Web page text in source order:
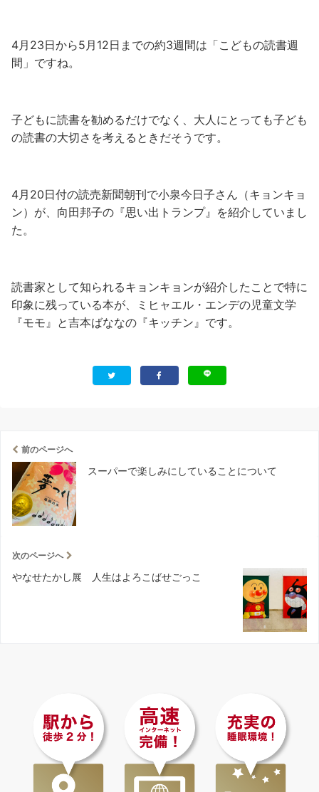
4月23日から5月12日までの約3週間は「こどもの読書週
間」ですね。
子どもに読書を勧めるだけでなく、大人にとっても子ども
の読書の大切さを考えるときだそうです。
4月20日付の読売新聞朝刊で小泉今日子さん（キョンキョ
ン）が、向田邦子の『思い出トランプ』を紹介していまし
た。
読書家として知られるキョンキョンが紹介したことで特に
印象に残っている本が、ミヒャエル・エンデの児童文学
『モモ』と吉本ばななの『キッチン』です。
前のページへ
スーパーで楽しみにしていることについて
次のページへ
やなせたかし展 人生はよろこばせごっこ